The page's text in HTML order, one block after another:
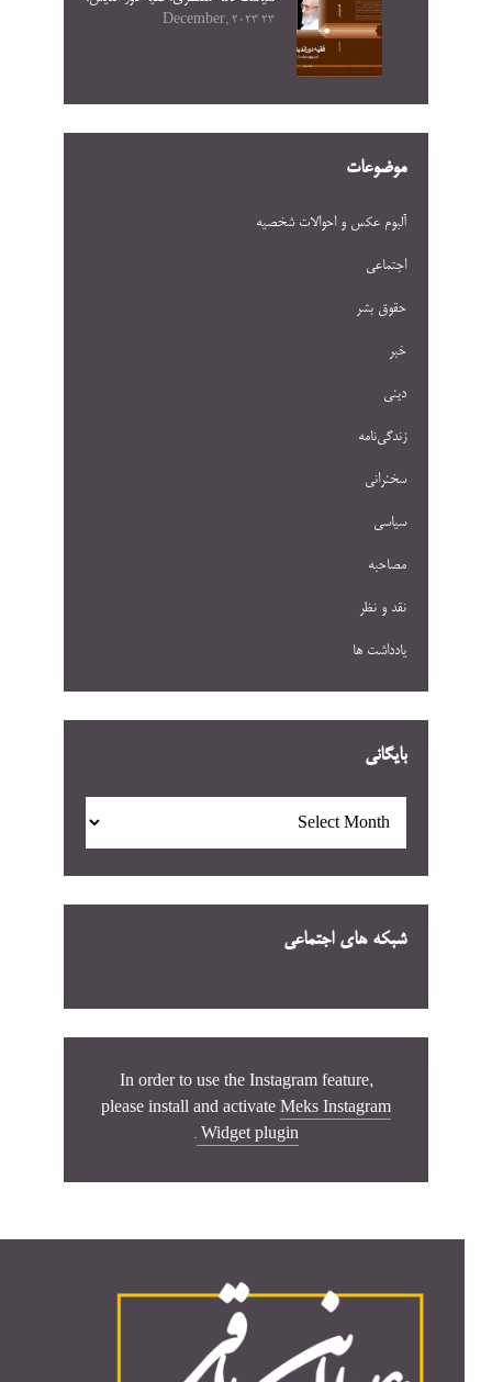
23 December, 2023
موضوعات
آلبوم عکس و احوالات شخصيه
اجتماعی
حقوق بشر
خبر
دینی
زندگی‌نامه
سخنرانی
سیاسی
مصاحبه
نقد و نظر
یادداشت ها
بایگانی
شبکه های اجتماعی
In order to use the Instagram feature,
please install and activate Meks Instagram
Widget plugin
.